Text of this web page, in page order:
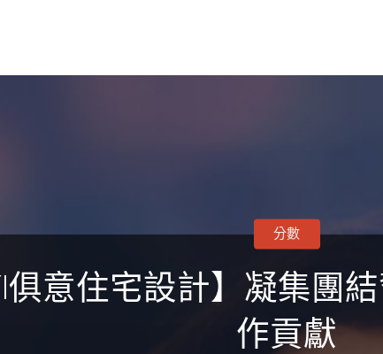
俱意住宅設計】凝集團
作貢獻
分數